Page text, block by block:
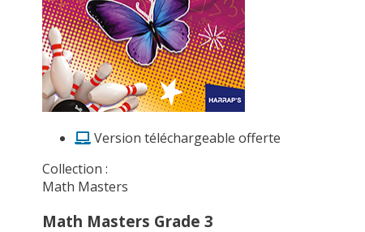
Version téléchargeable offerte
Collection :
Math Masters
Math Masters Grade 3